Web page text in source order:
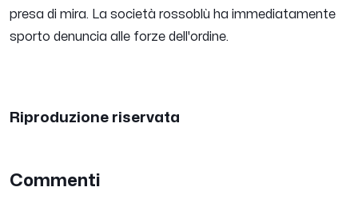
presa di mira. La società rossoblù ha immediatamente
sporto denuncia alle forze dell'ordine.
Riproduzione riservata
Commenti